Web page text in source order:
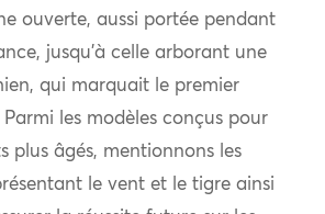
ouverte, aussi portée pendant
jusqu’à celle arborant une
qui marquait le premier
les modèles conçus pour
plus âgés, mentionnons les
le vent et le tigre ainsi